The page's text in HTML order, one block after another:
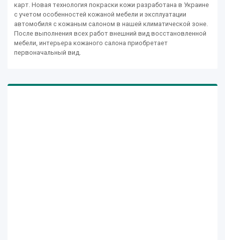
карт. Новая технология покраски кожи разработана в Украине
с учетом особенностей кожаной мебели и эксплуатации
автомобиля с кожаным салоном в нашей климатической зоне.
После выполнения всех работ внешний вид восстановленной
мебели, интерьера кожаного салона приобретает
первоначальный вид.